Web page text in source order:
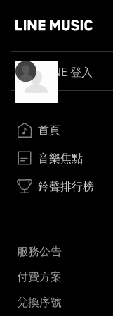
LINE 登入
首頁
音樂焦點
鈴聲排行榜
服務公告
付費方案
兌換序號